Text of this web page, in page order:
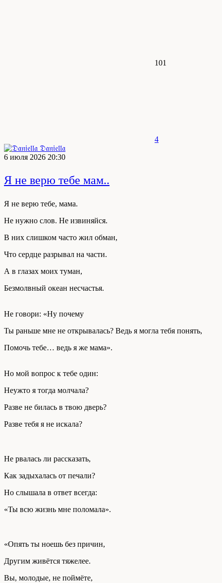
101
4
𝔇𝔞𝔫𝔦𝔢𝔩𝔩𝔞
6 июля 2026 20:30
Я не верю тебе мам..
Я не верю тебе, мама.
Не нужно слов. Не извиняйся.
В них слишком часто жил обман,
Что сердце разрывал на части.
А в глазах моих туман,
Безмолвный океан несчастья.
Не говори: «Ну почему
Ты раньше мне не открывалась? Ведь я могла тебя понять,
Помочь тебе… ведь я же мама».
Но мой вопрос к тебе один:
Неужто я тогда молчала?
Разве не билась в твою дверь?
Разве тебя я не искала?
Не рвалась ли рассказать,
Как задыхалась от печали?
Но слышала в ответ всегда:
«Ты всю жизнь мне поломала».
«Опять ты ноешь без причин,
Другим живётся тяжелее.
Вы, молодые, не поймёте,